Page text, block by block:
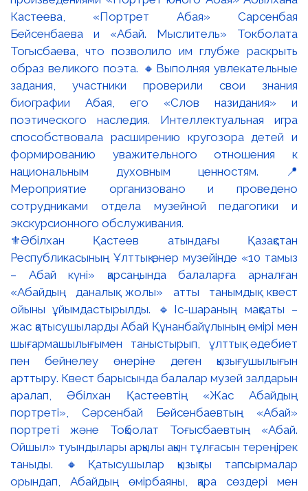
⚜️Әбілхан Қастеев атындағы Қазақстан
Республикасының Ұлттық өнер музейінде «10 тамыз
– Абай күні» қарсаңында балаларға арналған
«Абайдың даналық жолы» атты танымдық квест
ойыны ұйымдастырылды. 🔹Іс-шараның мақсаты –
жас қатысушыларды Абай Құнанбайұлының өмірі мен
шығармашылығымен таныстырып, ұлттық әдебиет
пен бейнелеу өнеріне деген қызығушылығын
арттыру. Квест барысында балалар музей залдарын
аралап, Әбілхан Қастеевтің «Жас Абайдың
портреті», Сәрсенбай Бейсенбаевтың «Абай»
портреті және Тоқболат Тоғысбаевтың «Абай.
Ойшыл» туындылары арқылы ақын тұлғасын тереңірек
таныды. 🔸Қатысушылар қызықты тапсырмалар
орындап, Абайдың өмірбаяны, қара сөздері мен